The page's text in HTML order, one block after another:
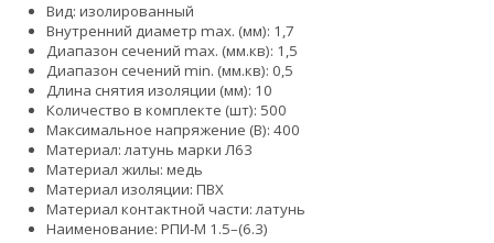
Вид: изолированный
Внутренний диаметр max. (мм): 1,7
Диапазон сечений max. (мм.кв): 1,5
Диапазон сечений min. (мм.кв): 0,5
Длина снятия изоляции (мм): 10
Количество в комплекте (шт): 500
Максимальное напряжение (В): 400
Материал: латунь марки Л63
Материал жилы: медь
Материал изоляции: ПВХ
Материал контактной части: латунь
Наименование: РПИ-М 1.5–(6.3)